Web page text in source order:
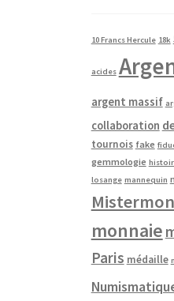
10 Francs Hercule 18k
acides
argent massif
collaboration
tournois fake
gemmologie
losange mannequin
monnaie
Paris médaille